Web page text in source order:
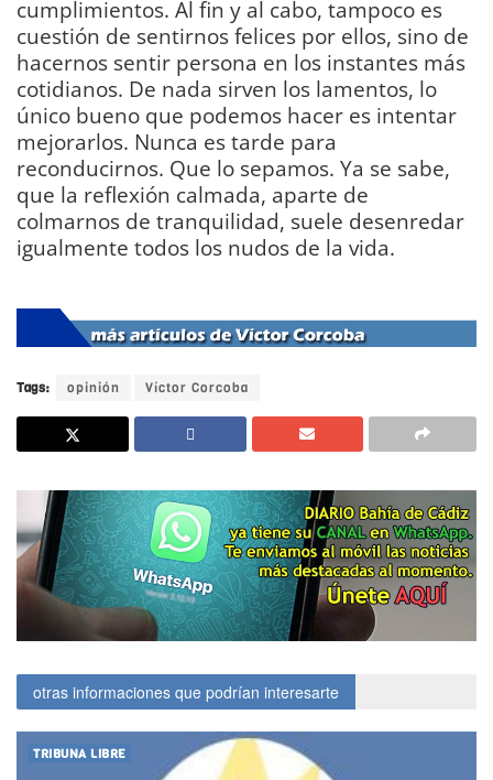
cumplimientos. Al fin y al cabo, tampoco es
cuestión de sentirnos felices por ellos, sino de
hacernos sentir persona en los instantes más
cotidianos. De nada sirven los lamentos, lo
único bueno que podemos hacer es intentar
mejorarlos. Nunca es tarde para
reconducirnos. Que lo sepamos. Ya se sabe,
que la reflexión calmada, aparte de
colmarnos de tranquilidad, suele desenredar
igualmente todos los nudos de la vida.
Tags: opinión Víctor Corcoba
otras informaciones que podrían interesarte
TRIBUNA LIBRE